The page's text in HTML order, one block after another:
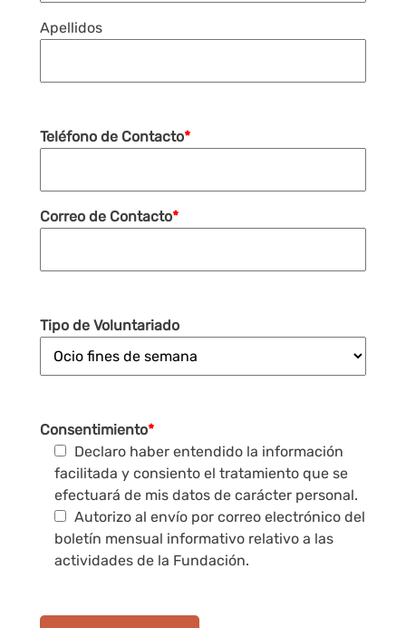
Apellidos
Teléfono de Contacto*
Correo de Contacto*
Tipo de Voluntariado
Consentimiento*
Declaro haber entendido la información
facilitada y consiento el tratamiento que se
efectuará de mis datos de carácter personal.
Autorizo al envío por correo electrónico del
boletín mensual informativo relativo a las
actividades de la Fundación.